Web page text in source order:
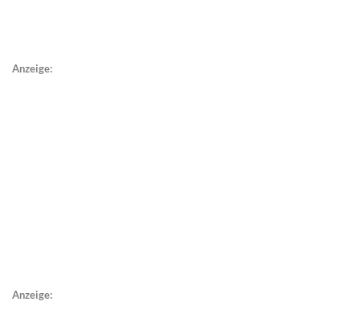
Anzeige:
Anzeige: